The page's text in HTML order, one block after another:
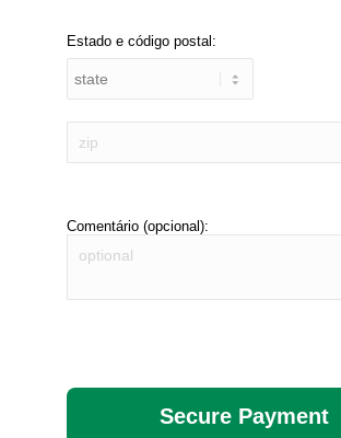
Estado e código postal:
Comentário (opcional):